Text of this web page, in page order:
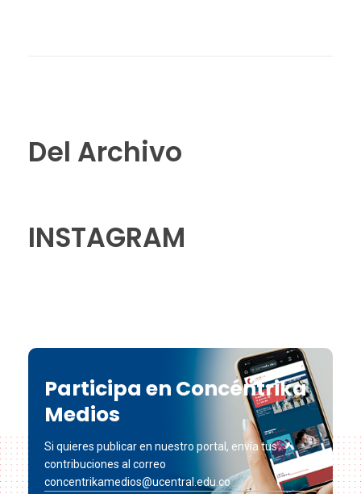
Del Archivo
INSTAGRAM
Participa en Concéntrika
Medios
Si quieres publicar en nuestro portal, envía tus
contribuciones al correo
concentrikamedios@ucentral.edu.co